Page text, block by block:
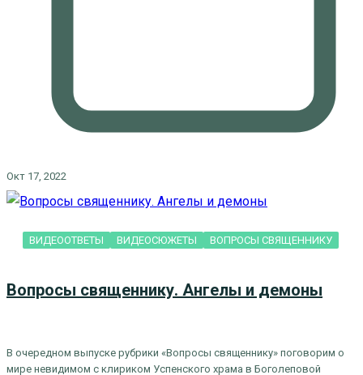
Окт 17, 2022
ВИДЕООТВЕТЫ ВИДЕОСЮЖЕТЫ ВОПРОСЫ СВЯЩЕННИКУ
Вопросы священнику. Ангелы и демоны
В очередном выпуске рубрики «Вопросы священнику» поговорим о
мире невидимом с клириком Успенского храма в Боголеповой